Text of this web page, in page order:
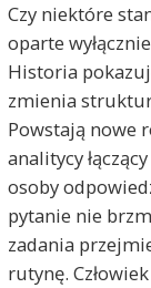
Czy niektóre
oparte
Historia
zmienia
Powstają nowe
analitycy
osoby
pytanie nie
zadania
rutynę.